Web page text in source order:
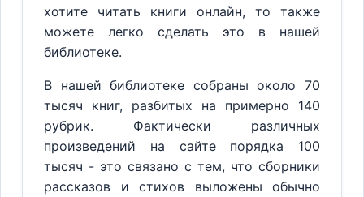
хотите читать книги онлайн, то также
можете легко сделать это в нашей
библиотеке.
В нашей библиотеке собраны около 70
тысяч книг, разбитых на примерно 140
рубрик. Фактически различных
произведений на сайте порядка 100
тысяч - это связано с тем, что сборники
рассказов и стихов выложены обычно